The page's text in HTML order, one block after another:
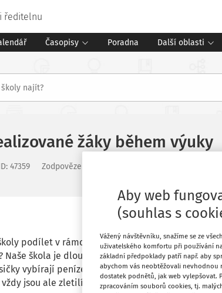
ředitelnu
Časopisy Poradna Další oblasti
žáky během výuky
: 47359 Zodpovězeno
podílet v rámci výuky na charitativních
Naše škola je dlouhodobě zapojena do různých
vybírají peníze (např. Světluška). Chodí po
jsou ale zletilí. Jak to správně ošetřit, aby to
Aby web
(souhlas s
Vážený návštěvníku, snažíme se ze
uživatelského komfortu při používání
základní předpoklady patří např. aby
abychom vás neobtěžovali nevhodnou
dostatek podnětů, jak web vylepšovat.
zpracováním souborů cookies, tj.